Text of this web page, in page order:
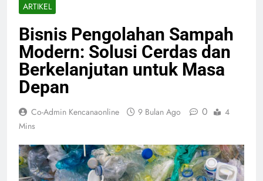
ARTIKEL
Bisnis Pengolahan Sampah
Modern: Solusi Cerdas dan
Berkelanjutan untuk Masa
Depan
Co-Admin Kencanaonline 9 Bulan Ago 0
4
Mins